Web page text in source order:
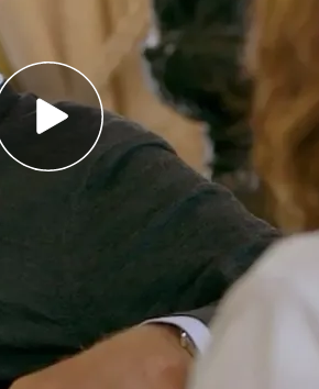
tras recibir la
que Pablo Iglesias
"No, no me sienta
parece mucho más a
se parece mucho,
en sus